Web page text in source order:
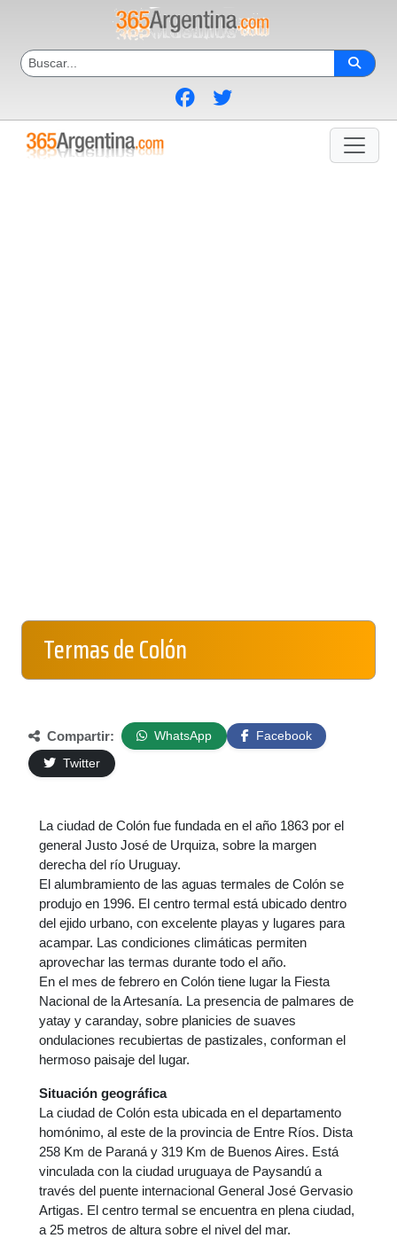
Termas de Colón
Compartir: WhatsApp
Facebook
Twitter
La ciudad de Colón fue fundada en el año 1863 por el
general Justo José de Urquiza, sobre la margen
derecha del río Uruguay.
El alumbramiento de las aguas termales de Colón se
produjo en 1996. El centro termal está ubicado dentro
del ejido urbano, con excelente playas y lugares para
acampar. Las condiciones climáticas permiten
aprovechar las termas durante todo el año.
En el mes de febrero en Colón tiene lugar la Fiesta
Nacional de la Artesanía. La presencia de palmares de
yatay y caranday, sobre planicies de suaves
ondulaciones recubiertas de pastizales, conforman el
hermoso paisaje del lugar.
Situación geográfica
La ciudad de Colón esta ubicada en el departamento
homónimo, al este de la provincia de Entre Ríos. Dista
258 Km de Paraná y 319 Km de Buenos Aires. Está
vinculada con la ciudad uruguaya de Paysandú a
través del puente internacional General José Gervasio
Artigas. El centro termal se encuentra en plena ciudad,
a 25 metros de altura sobre el nivel del mar.